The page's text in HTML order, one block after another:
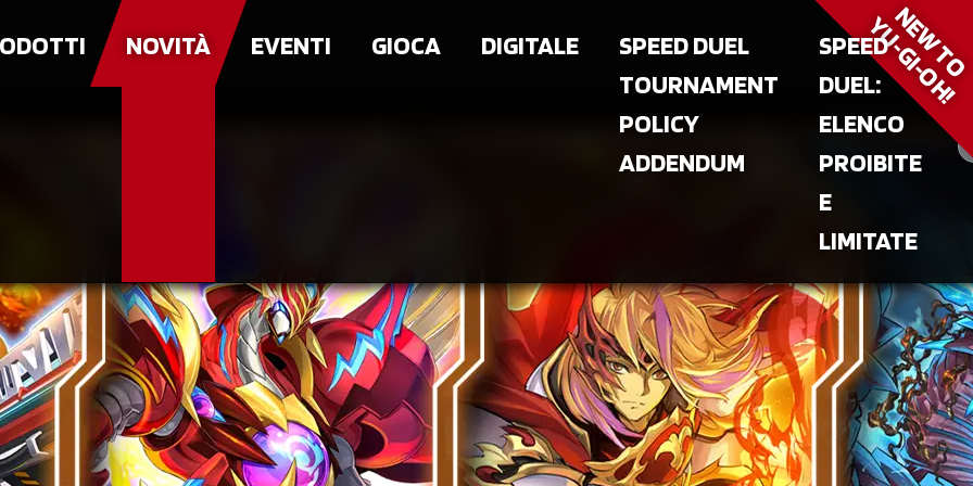
NOVITÀ EVENTI GIOCA DIGITALE
SPEED DUEL
TOURNAMENT
POLICY
ADDENDUM
SPEED
DUEL:
ELENCO
PROIBITE
E
LIMITATE
NEW TO
YU‑GI‑OH!